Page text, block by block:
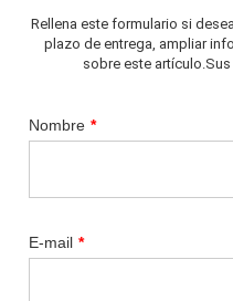
Rellena este formulario si
plazo de entrega, ampliar
sobre este
Nombre *
E-mail *